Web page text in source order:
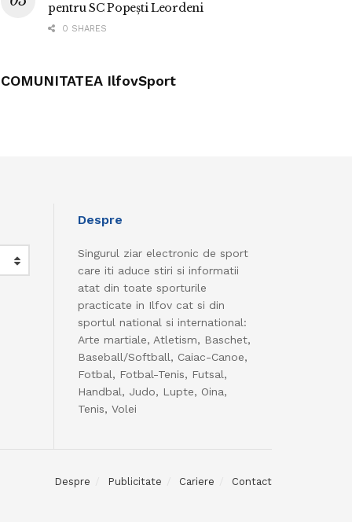
pentru SC Popești Leordeni
0 SHARES
COMUNITATEA IlfovSport
Despre
Singurul ziar electronic de sport
care iti aduce stiri si informatii
atat din toate sporturile
practicate in Ilfov cat si din
sportul national si international:
Arte martiale, Atletism, Baschet,
Baseball/Softball, Caiac-Canoe,
Fotbal, Fotbal-Tenis, Futsal,
Handbal, Judo, Lupte, Oina,
Tenis, Volei
Despre Publicitate Cariere Contact